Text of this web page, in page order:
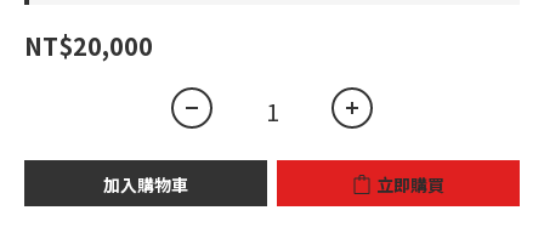
NT$20,000
加入購物車 立即購買